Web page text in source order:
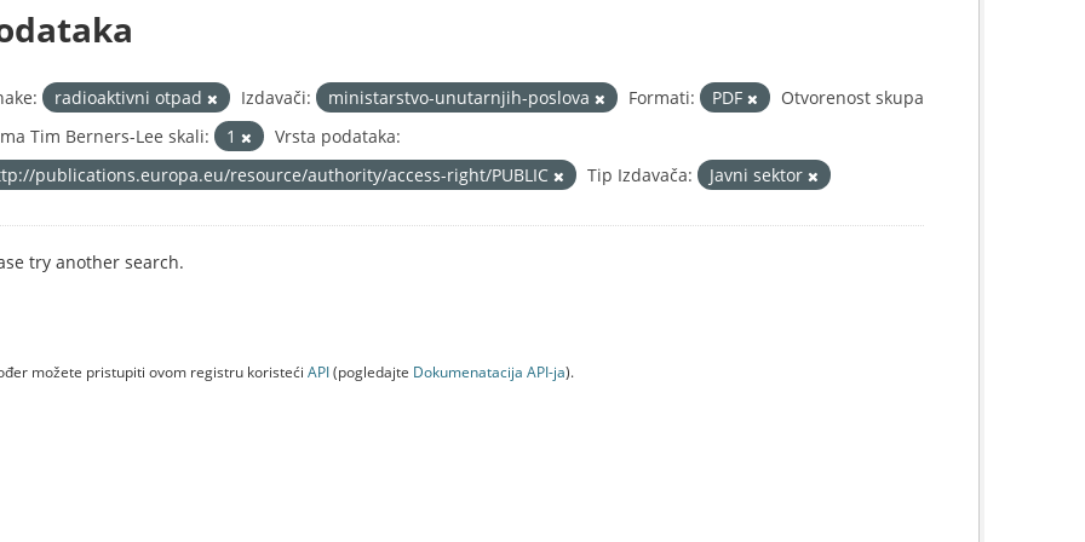
radioaktivni otpad Izdavači: ministarstvo-unutarnjih-poslova Formati: PDF
Otvorenost skupa
Tim Berners-Lee skali:
1
Vrsta podataka:
publications.europa.eu/resource/authority/access-right/PUBLIC
Tip Izdavača: Javni sektor
try another search.
možete pristupiti ovom registru koristeći API(pogledajte Dokumenаtаcijа API-jа).